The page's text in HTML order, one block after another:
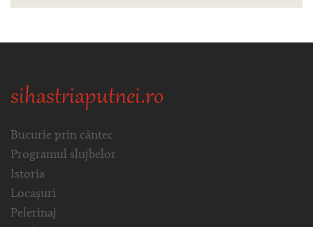
sihastriaputnei.ro
Bucurie prin cântec
Programul slujbelor
Istoria
Locașuri
Pelerinaj